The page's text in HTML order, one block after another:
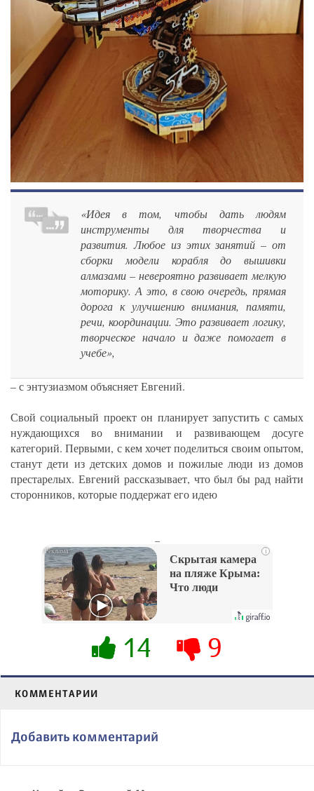
«Идея в том, чтобы дать людям
инструменты для творчества и
развития. Любое из этих занятий – от
сборки модели корабля до вышивки
алмазами – невероятно развивает мелкую
моторику. А это, в свою очередь, прямая
дорога к улучшению внимания, памяти,
речи, координации. Это развивает логику,
творческое начало и даже помогает в
учебе»,
– с энтузиазмом объясняет Евгений.
Свой социальный проект он планирует запустить с самых
нуждающихся во внимании и развивающем досуге
категорий. Первыми, с кем хочет поделиться своим опытом,
станут дети из детских домов и пожилые люди из домов
престарелых. Евгений рассказывает, что был бы рад найти
сторонников, которые поддержат его идею
i
Скрытая камера
на пляже Крыма:
Что люди
их не видят...
14 9
КОММЕНТАРИИ
Добавить комментарий